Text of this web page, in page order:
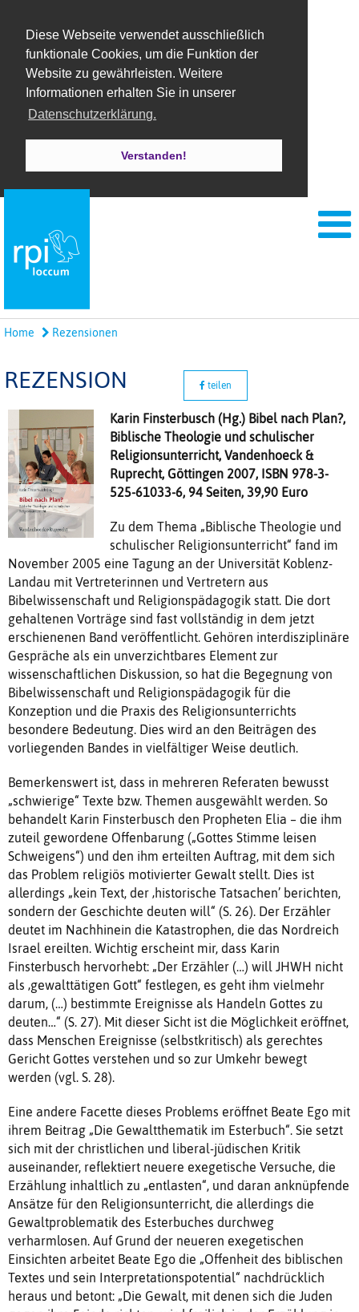
Diese Webseite verwendet ausschließlich
funktionale Cookies, um die Funktion der
Website zu gewährleisten. Weitere
Informationen erhalten Sie in unserer
Datenschutzerklärung.
Verstanden!
Home Rezensionen
REZENSION teilen
Karin Finsterbusch (Hg.) Bibel nach Plan?,
Biblische Theologie und schulischer
Religionsunterricht, Vandenhoeck &
Ruprecht, Göttingen 2007, ISBN 978-3-
525-61033-6, 94 Seiten, 39,90 Euro
Zu dem Thema „Biblische Theologie und
schulischer Religionsunterricht“ fand im
November 2005 eine Tagung an der Universität Koblenz-
Landau mit Vertreterinnen und Vertretern aus
Bibelwissenschaft und Religionspädagogik statt. Die dort
gehaltenen Vorträge sind fast vollständig in dem jetzt
erschienenen Band veröffentlicht. Gehören interdisziplinäre
Gespräche als ein unverzichtbares Element zur
wissenschaftlichen Diskussion, so hat die Begegnung von
Bibelwissenschaft und Religionspädagogik für die
Konzeption und die Praxis des Religionsunterrichts
besondere Bedeutung. Dies wird an den Beiträgen des
vorliegenden Bandes in vielfältiger Weise deutlich.
Bemerkenswert ist, dass in mehreren Referaten bewusst
„schwierige“ Texte bzw. Themen ausgewählt werden. So
behandelt Karin Finsterbusch den Propheten Elia – die ihm
zuteil gewordene Offenbarung („Gottes Stimme leisen
Schweigens“) und den ihm erteilten Auftrag, mit dem sich
das Problem religiös motivierter Gewalt stellt. Dies ist
allerdings „kein Text, der ‚historische Tatsachen’ berichten,
sondern der Geschichte deuten will“ (S. 26). Der Erzähler
deutet im Nachhinein die Katastrophen, die das Nordreich
Israel ereilten. Wichtig erscheint mir, dass Karin
Finsterbusch hervorhebt: „Der Erzähler (…) will JHWH nicht
als ‚gewalttätigen Gott“ festlegen, es geht ihm vielmehr
darum, (…) bestimmte Ereignisse als Handeln Gottes zu
deuten…“ (S. 27). Mit dieser Sicht ist die Möglichkeit eröffnet,
dass Menschen Ereignisse (selbstkritisch) als gerechtes
Gericht Gottes verstehen und so zur Umkehr bewegt
werden (vgl. S. 28).
Eine andere Facette dieses Problems eröffnet Beate Ego mit
ihrem Beitrag „Die Gewaltthematik im Esterbuch“. Sie setzt
sich mit der christlichen und liberal-jüdischen Kritik
auseinander, reflektiert neuere exegetische Versuche, die
Erzählung inhaltlich zu „entlasten“, und daran anknüpfende
Ansätze für den Religionsunterricht, die allerdings die
Gewaltproblematik des Esterbuches durchweg
verharmlosen. Auf Grund der neueren exegetischen
Einsichten arbeitet Beate Ego die „Offenheit des biblischen
Textes und sein Interpretationspotential“ nachdrücklich
heraus und betont: „Die Gewalt, mit denen sich die Juden